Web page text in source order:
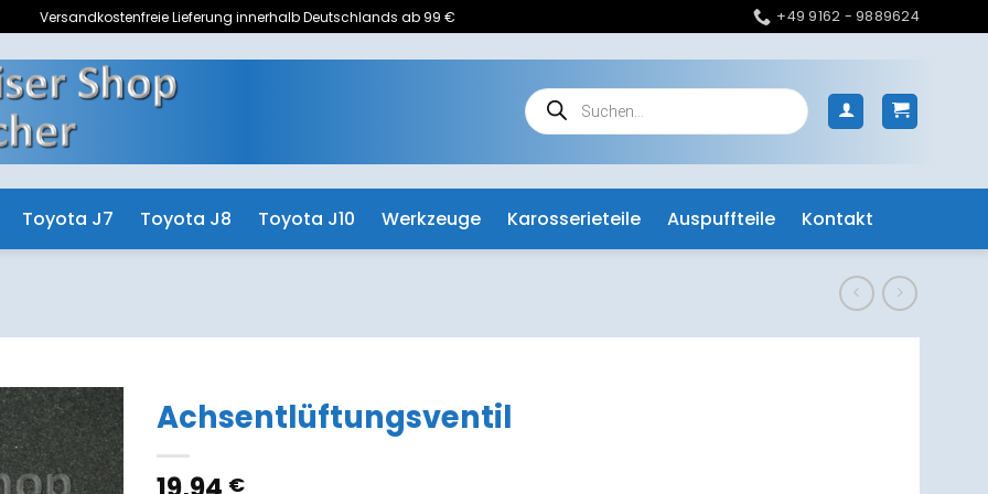
Versandkostenfreie Lieferung innerhalb Deutschlands ab 99 € +49 9162 - 9889624
Products
search
Toyota J7 Toyota J8 Toyota J10 Werkzeuge Karosserieteile Auspuffteile Kontakt
Zum
Merkzettel
Achsentlüftungsventil
€